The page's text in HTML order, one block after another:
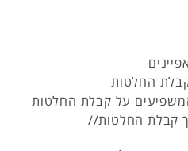
החלטות
על קבלת החלטות
קבלת החלטות//